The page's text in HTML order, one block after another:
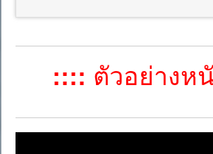
:::: ตัวอย่างห